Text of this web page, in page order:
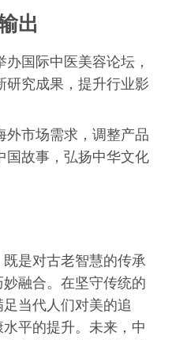
出
办国际中医美容论坛，
研究成果，提升行业影
外市场需求，调整产品
国故事，弘扬中华文化
是对古老智慧的传承
融合。在坚守传统的
当代人们对美的追
平的提升。未来，中